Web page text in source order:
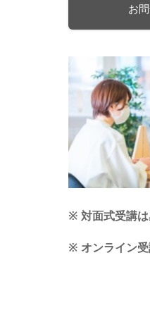
お
※ 対面式受講
※ オンライン